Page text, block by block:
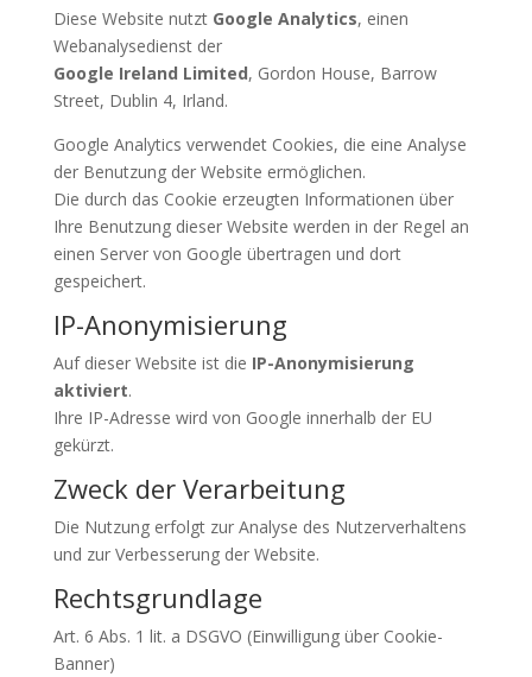
Diese Website nutzt Google Analytics, einen
Webanalysedienst der
Google Ireland Limited, Gordon House, Barrow
Street, Dublin 4, Irland.
Google Analytics verwendet Cookies, die eine Analyse
der Benutzung der Website ermöglichen.
Die durch das Cookie erzeugten Informationen über
Ihre Benutzung dieser Website werden in der Regel an
einen Server von Google übertragen und dort
gespeichert.
IP-Anonymisierung
Auf dieser Website ist die IP-Anonymisierung
aktiviert.
Ihre IP-Adresse wird von Google innerhalb der EU
gekürzt.
Zweck der Verarbeitung
Die Nutzung erfolgt zur Analyse des Nutzerverhaltens
und zur Verbesserung der Website.
Rechtsgrundlage
Art. 6 Abs. 1 lit. a DSGVO (Einwilligung über Cookie-
Banner)